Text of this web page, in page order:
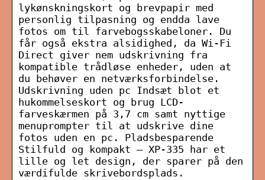
lykønskningskort og brevpapir med
personlig tilpasning og endda lave
fotos om til farvebogsskabeloner. Du
får også ekstra alsidighed, da Wi-Fi
Direct giver nem udskrivning fra
kompatible trådløse enheder, uden at
du behøver en netværksforbindelse.
Udskrivning uden pc Indsæt blot et
hukommelseskort og brug LCD-
farveskærmen på 3,7 cm samt nyttige
menuprompter til at udskrive dine
fotos uden en pc. Pladsbesparende
Stilfuld og kompakt – XP-335 har et
lille og let design, der sparer på den
værdifulde skrivebordsplads.